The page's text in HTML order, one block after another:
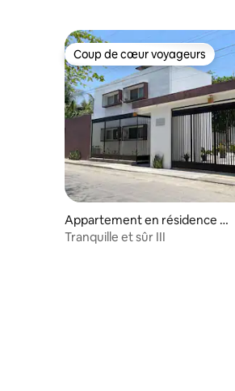
Coup de cœur voyageurs
Coup de cœur voyageurs
Appartement en résidence ⋅
Escárcega
Tranquille et sûr III